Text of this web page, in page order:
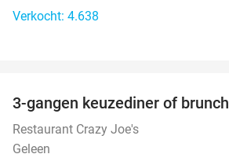
Verkocht: 4.638
3-gangen keuzediner of brunch
Restaurant Crazy Joe's
Geleen